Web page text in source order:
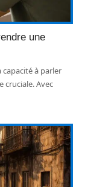
une
à parler
cruciale. Avec